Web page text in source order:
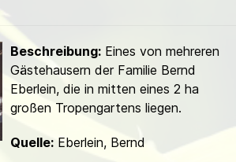
Beschreibung:Eines von mehreren
Gästehausern der Familie Bernd
Eberlein, die in mitten eines 2 ha
großen Tropengartens liegen.
Quelle:Eberlein, Bernd